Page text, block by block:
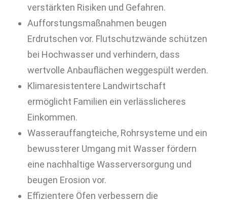
verstärkten Risiken und Gefahren.
Aufforstungsmaßnahmen beugen
Erdrutschen vor. Flutschutzwände schützen
bei Hochwasser und verhindern, dass
wertvolle Anbauflächen weggespült werden.
Klimaresistentere Landwirtschaft
ermöglicht Familien ein verlässlicheres
Einkommen.
Wasserauffangteiche, Rohrsysteme und ein
bewussterer Umgang mit Wasser fördern
eine nachhaltige Wasserversorgung und
beugen Erosion vor.
Effizientere Öfen verbessern die